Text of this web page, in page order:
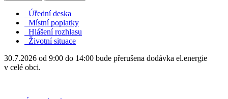
Úřední deska
Místní poplatky
Hlášení rozhlasu
Životní situace
30.7.2026 od 9:00 do 14:00 bude přerušena dodávka el.energie
v celé obci.